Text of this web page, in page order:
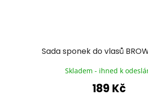
Sada sponek do vlasů
Skladem - ihned k
189 Kč